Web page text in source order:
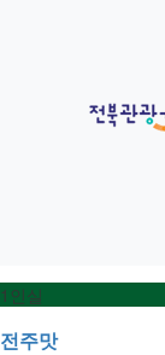
1인실
전주맛